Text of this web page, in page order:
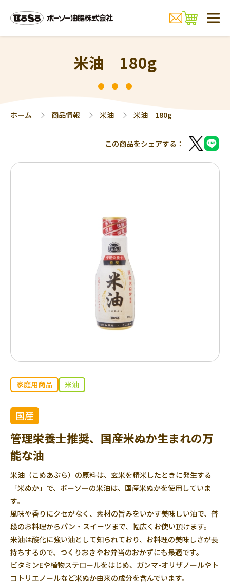
米油 180g
ホーム 商品情報 米油 米油 180g
この商品をシェアする：
家庭用商品 米油
国産
管理栄養士推奨、国産米ぬか生まれの万
能な油
米油（こめあぶら）の原料は、玄米を精米したときに発生する
「米ぬか」で、ボーソーの米油は、国産米ぬかを使用していま
す。
風味や香りにクセがなく、素材の旨みをいかす美味しい油で、普
段のお料理からパン・スイーツまで、幅広くお使い頂けます。
米油は酸化に強い油として知られており、お料理の美味しさが長
持ちするので、つくりおきやお弁当のおかずにも最適です。
ビタミンEや植物ステロールをはじめ、ガンマ-オリザノールやト
コトリエノールなど米ぬか由来の成分を含んでいます。